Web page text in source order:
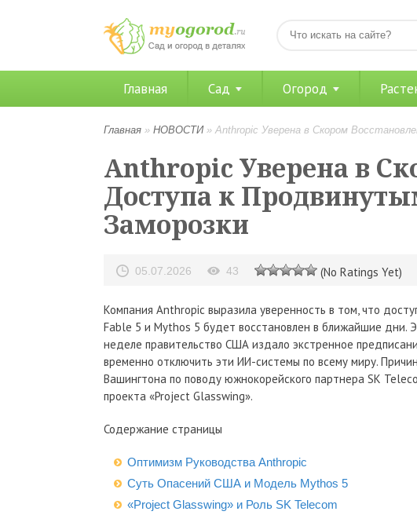
Главная Сад Огород
Главная » НОВОСТИ» Anthropic Уверена в Скором
Anthropic Уверена в
Доступа к
Заморозки
05.07.2026 43 (No Ratings Yet)
Компания Anthropic выразила уверенность в том, что
Fable 5 и Mythos 5 будет восстановлен в ближайшие дни.
неделе правительство США издало экстренное
временно отключить эти ИИ-системы по всему миру.
Вашингтона по поводу южнокорейского партнера SK
проекта «Project Glasswing».
Содержание страницы
Оптимизм Руководства Anthropic
Суть Опасений США и Модель Mythos 5
«Project Glasswing» и Роль SK Telecom